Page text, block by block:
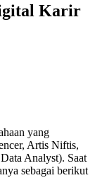
Karir
yang
Artis Niftis,
Analyst). Saat
sebagai berikut